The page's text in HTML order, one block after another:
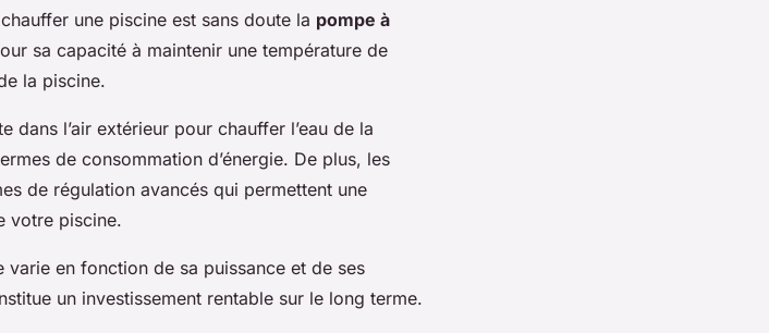
une piscine est sans doute la pompe à
sa capacité à maintenir une température de
la piscine.
dans l’air extérieur pour chauffer l’eau de la
de consommation d’énergie. De plus, les
de régulation avancés qui permettent une
votre piscine.
varie en fonction de sa puissance et de ses
un investissement rentable sur le long terme.